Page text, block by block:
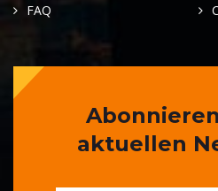
FAQ
aktuellen